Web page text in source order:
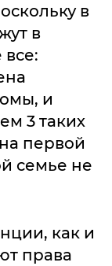
в
в
и
3 таких
первой
семье не
как и
права